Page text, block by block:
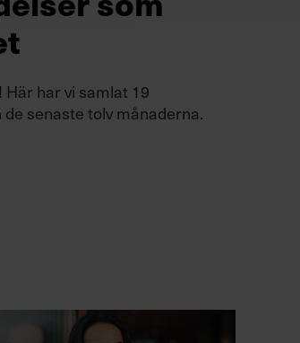
har vi samlat 19
senaste tolv månaderna.